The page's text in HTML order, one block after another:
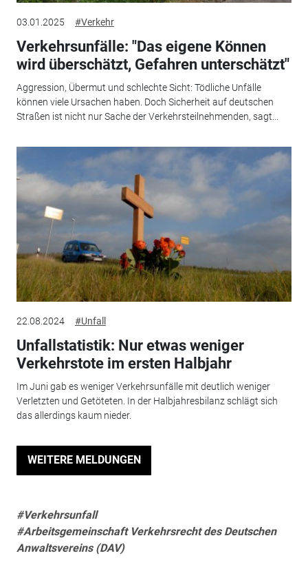
03.01.2025 #Verkehr
Verkehrsunfälle: "Das eigene Können
wird überschätzt, Gefahren unterschätzt"
Aggression, Übermut und schlechte Sicht: Tödliche Unfälle
können viele Ursachen haben. Doch Sicherheit auf deutschen
Straßen ist nicht nur Sache der Verkehrsteilnehmenden, sagt...
22.08.2024 #Unfall
Unfallstatistik: Nur etwas weniger
Verkehrstote im ersten Halbjahr
Im Juni gab es weniger Verkehrsunfälle mit deutlich weniger
Verletzten und Getöteten. In der Halbjahresbilanz schlägt sich
das allerdings kaum nieder.
WEITERE MELDUNGEN
#Verkehrsunfall
#Arbeitsgemeinschaft Verkehrsrecht des Deutschen
Anwaltsvereins (DAV)